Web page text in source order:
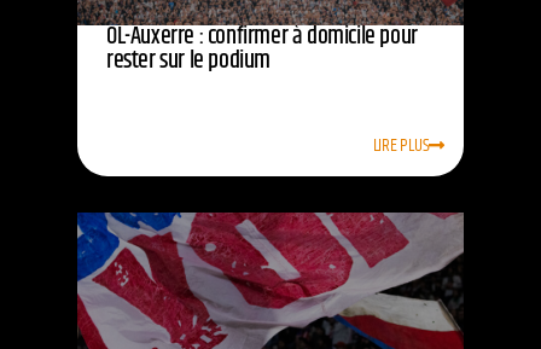
OL-Auxerre : confirmer à domicile pour
rester sur le podium
LIRE PLUS